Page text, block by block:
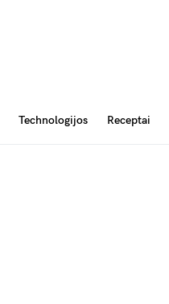
Technologijos Receptai